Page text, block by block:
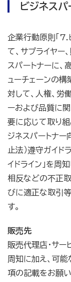
ビジネス
企業行動原則「7.
て、サプライヤー
スパートナーに、
ューチェーンの構
対して、人権、労
ーおよび品質に関
要に応じて取り組
ジネスパートナー
止法）遵守ガイド
イドライン」を周
相反などの不正取
びに適正な取引
す。
販売先
販売代理店・サー
周知に加え、可
項の記載をお願い